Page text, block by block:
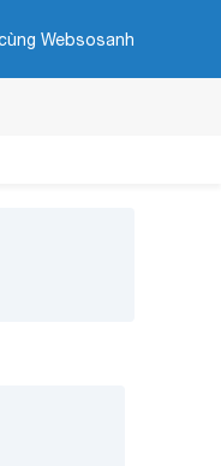
Websosanh